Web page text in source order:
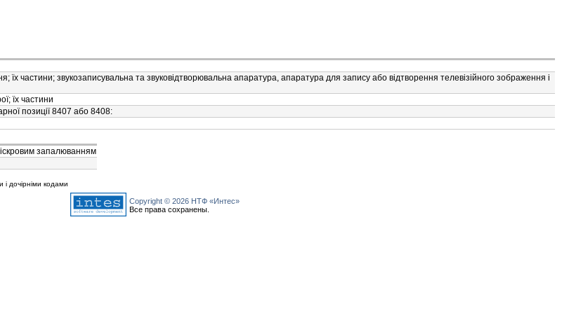
частини; звукозаписувальна та звуковiдтворювальна апаратура, апаратура для запису або вiдтворення телевiзiйного зображення i
їх частини
позицiї 8407 або 8408:
запалюванням
і дочірніми кодами
Copyright © 2026 НТФ «Интес»
Все права сохранены.